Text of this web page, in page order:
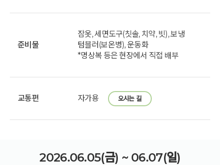
준비물
잠옷, 세면도구(칫솔, 치약, 빗), 보냉
텀블러(보온병), 운동화
*명상복 등은 현장에서 직접 배부
교통편 자가용 오시는 길
2026.06.05(금) ~ 06.07(일)